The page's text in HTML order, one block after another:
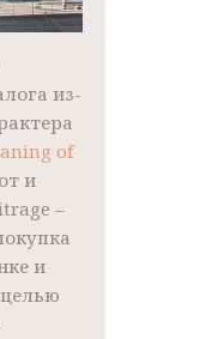
из-
of
и
–
и